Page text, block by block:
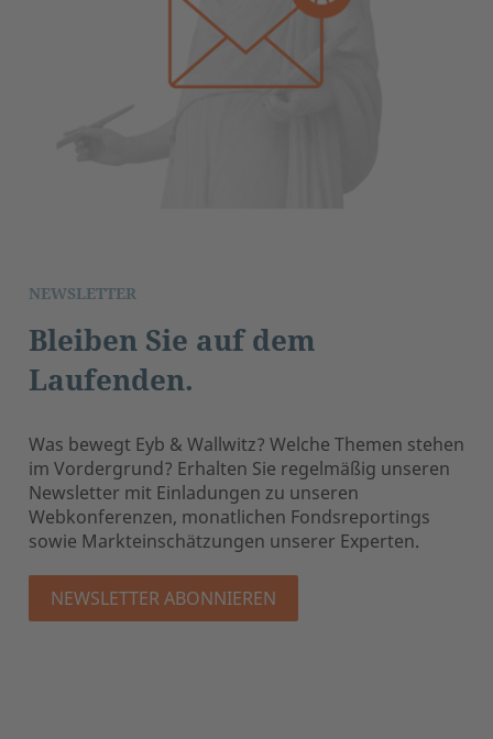
NEWSLETTER
Bleiben Sie auf dem
Laufenden.
Was bewegt Eyb & Wallwitz? Welche Themen stehen
im Vordergrund? Erhalten Sie regelmäßig unseren
Newsletter mit Einladungen zu unseren
Webkonferenzen, monatlichen Fondsreportings
sowie Markteinschätzungen unserer Experten.
NEWSLETTER ABONNIEREN